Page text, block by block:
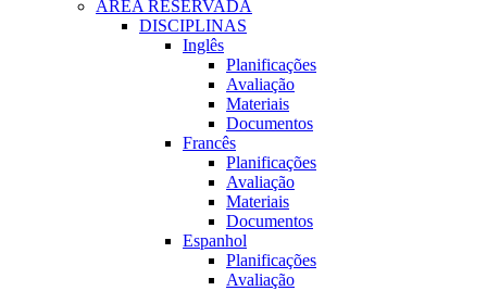
ÁREA RESERVADA
DISCIPLINAS
Inglês
Planificações
Avaliação
Materiais
Documentos
Francês
Planificações
Avaliação
Materiais
Documentos
Espanhol
Planificações
Avaliação